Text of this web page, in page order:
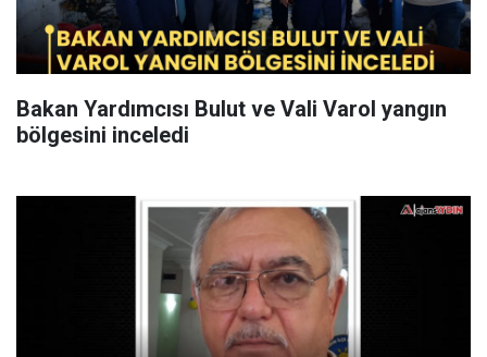
Bakan Yardımcısı Bulut ve Vali Varol yangın
bölgesini inceledi